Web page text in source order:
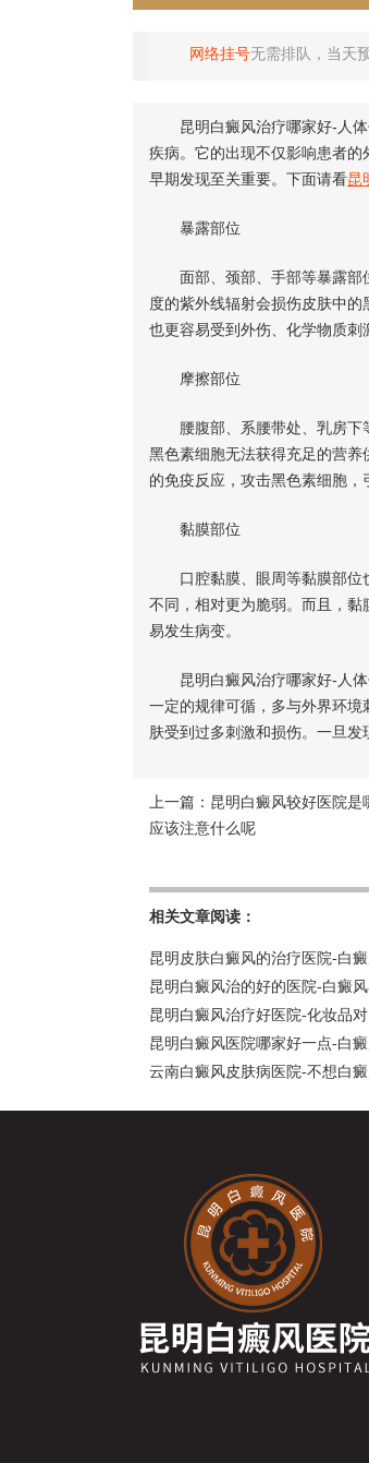
网络挂号无需排队，当天
昆明白癜风治疗哪家好-人体
疾病。它的出现不仅影响患者
早期发现至关重要。下面请看昆
暴露部位
面部、颈部、手部等暴露部
度的紫外线辐射会损伤皮肤中
也更容易受到外伤、化学物质
摩擦部位
腰腹部、系腰带处、乳房下等
黑色素细胞无法获得充足的营
的免疫反应，攻击黑色素细胞，
黏膜部位
口腔黏膜、眼周等黏膜部位
不同，相对更为脆弱。而且，
易发生病变。
昆明白癜风治疗哪家好-人体
一定的规律可循，多与外界环
肤受到过多刺激和损伤。一旦发
上一篇： 昆明白癜风较好医院是
应该注意什么呢
相关文章阅读：
昆明皮肤白癜风的治疗医院-白
昆明白癜风治的好的医院-白癜
昆明白癜风治疗好医院-化妆品
昆明白癜风医院哪家好一点-白
云南白癜风皮肤病医院-不想白